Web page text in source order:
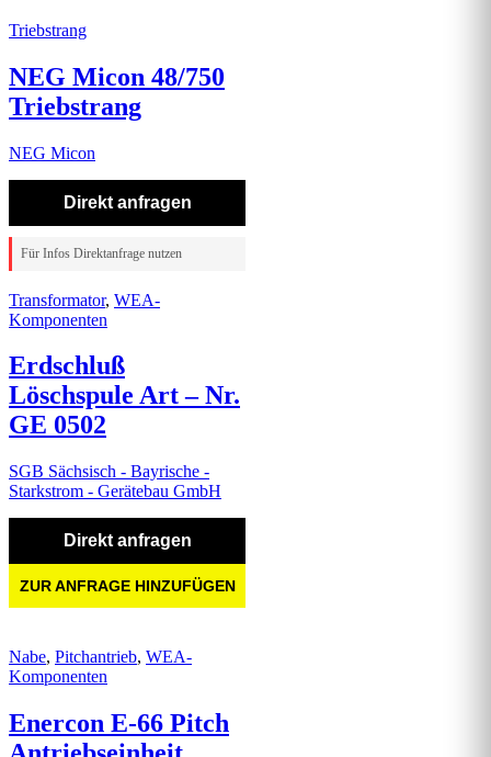
Triebstrang
NEG Micon 48/750
Triebstrang
NEG Micon
Direkt anfragen
Für Infos Direktanfrage nutzen
Transformator, WEA-
Komponenten
Erdschluß
Löschspule Art – Nr.
GE 0502
SGB Sächsisch - Bayrische -
Starkstrom - Gerätebau GmbH
Direkt anfragen
ZUR ANFRAGE HINZUFÜGEN
Nabe, Pitchantrieb, WEA-
Komponenten
Enercon E-66 Pitch